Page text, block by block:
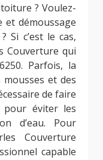
? Voulez-
démoussage
c’est le cas,
Couverture qui
Parfois, la
et des
de faire
pour éviter les
d’eau. Pour
Couverture
capable